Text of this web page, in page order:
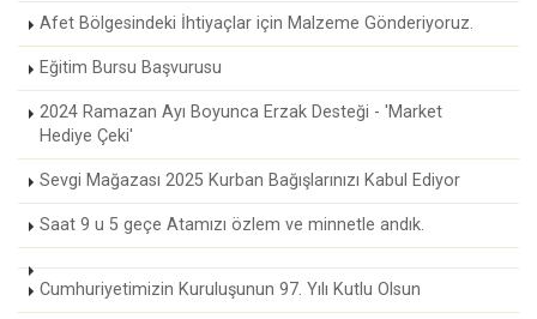
Afet Bölgesindeki İhtiyaçlar için Malzeme Gönderiyoruz.
Eğitim Bursu Başvurusu
2024 Ramazan Ayı Boyunca Erzak Desteği - 'Market
Hediye Çeki'
Sevgi Mağazası 2025 Kurban Bağışlarınızı Kabul Ediyor
Saat 9 u 5 geçe Atamızı özlem ve minnetle andık.
Cumhuriyetimizin Kuruluşunun 97. Yılı Kutlu Olsun